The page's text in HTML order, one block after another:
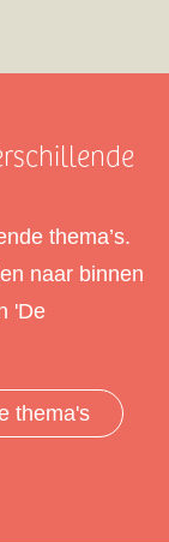
thema’s.
naar binnen
'De
thema's